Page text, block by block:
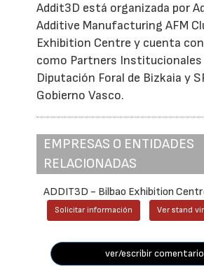
Addit3D está organizada por
Additive Manufacturing AFM
Exhibition Centre y cuenta
como Partners Institucionales
Diputación Foral de Bizkaia y
Gobierno Vasco.
EMPRESAS O ENTIDADES
RELACIONADAS
ADDIT3D - Bilbao Exhibition
Solicitar información Ver stand
ver/escribir